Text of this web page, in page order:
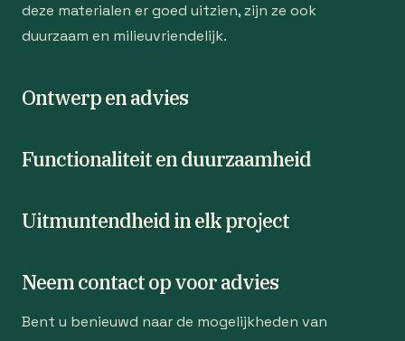
deze materialen er goed uitzien, zijn ze ook
duurzaam en milieuvriendelijk.
Ontwerp en advies
Functionaliteit en duurzaamheid
Uitmuntendheid in elk project
Neem contact op voor advies
Bent u benieuwd naar de mogelijkheden van